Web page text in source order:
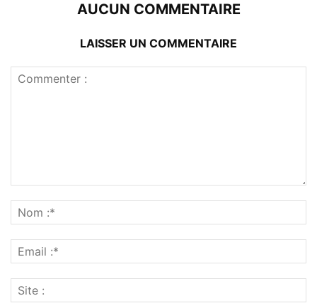
AUCUN COMMENTAIRE
LAISSER UN COMMENTAIRE